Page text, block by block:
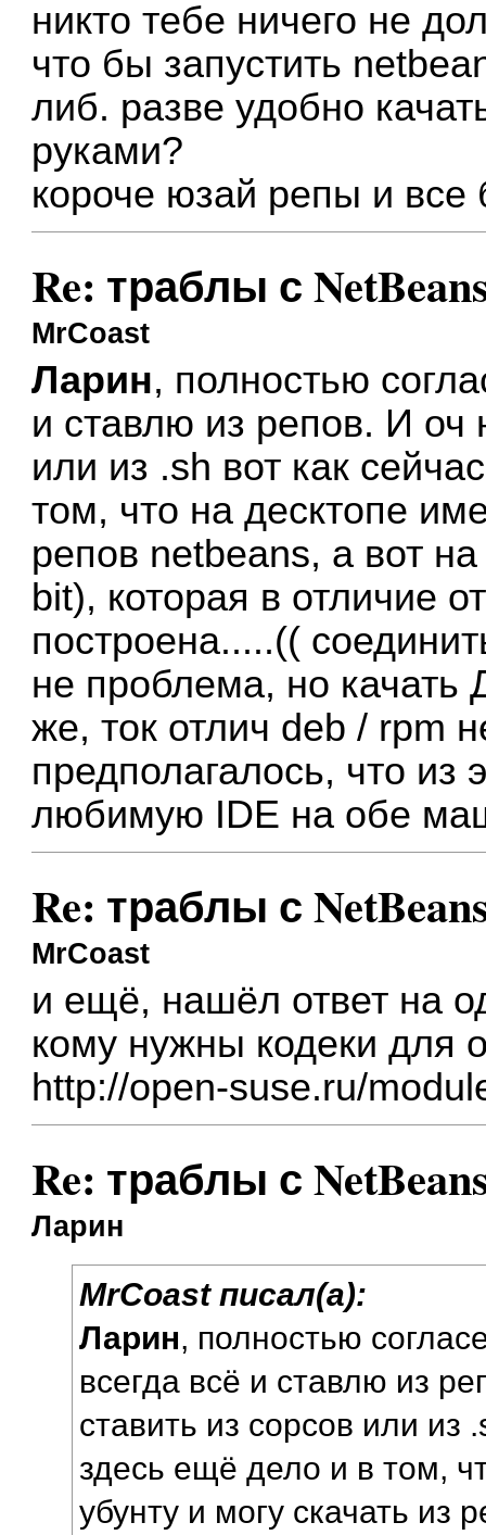
никто тебе ничего не
что бы запустить
либ. разве удобно
руками?
короче юзай репы и все
Re: траблы с
MrCoast
Ларин, полностью
и ставлю из репов. И оч
или из .sh вот как
том, что на десктопе
репов netbeans, а вот
bit), которая в отличие
построена.....((
не проблема, но качать
же, ток отлич deb / rpm
предполагалось, что из
любимую IDE на обе
Re: траблы с
MrCoast
и ещё, нашёл ответ на
кому нужны кодеки для
http://open-suse.ru/
Re: траблы с
Ларин
MrCoast писал(а):
Ларин, полностью
всегда всё и ставлю из
ставить из сорсов или из
здесь ещё дело и в том,
убунту и могу скачать из